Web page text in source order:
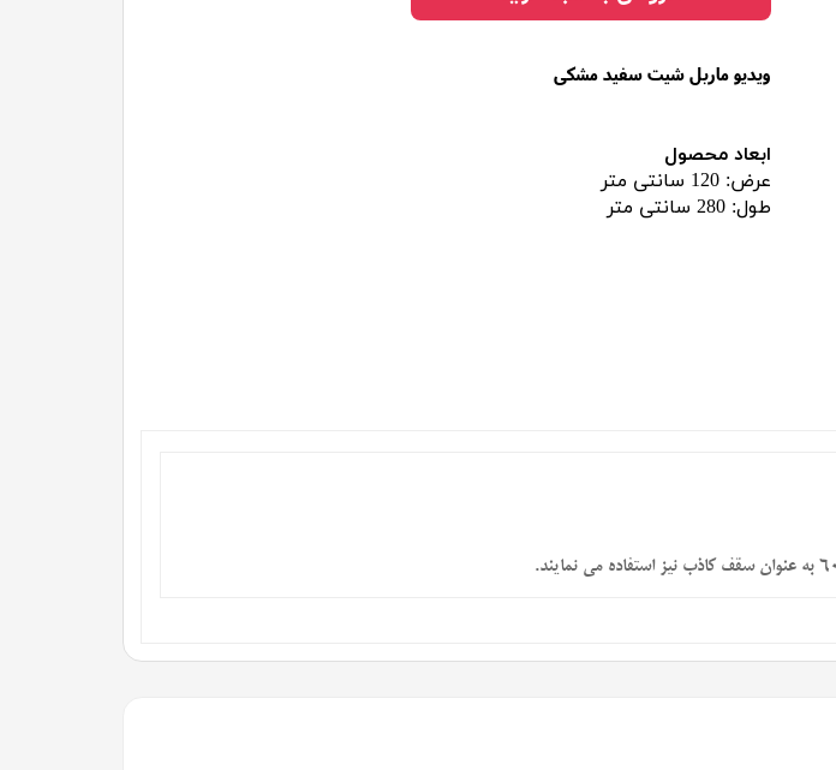
ویدیو ماربل شیت سفید مشکی
ابعاد محصول
عرض: 120 سانتی متر
طول: 280 سانتی متر